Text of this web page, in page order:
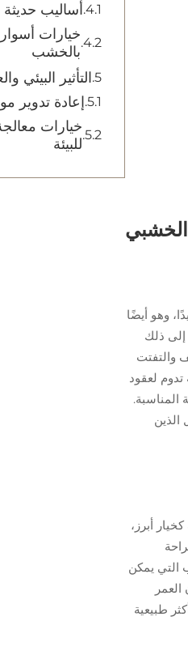
الخشبي
وهو أيضًا
إلى ذلك
والتفتت
تدوم لعقود
مع الصيانة المناسبة.
الذين
أبرز،
الراحة
التي يمكن
العمر
طبيعية
أساليب حديثة
خيارات
بالخشب
التأثير البيئي
إعادة تدوير
خيارات
للبيئة